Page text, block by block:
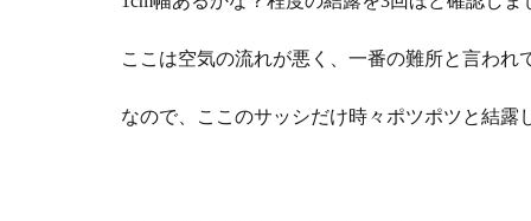
ここは空気の流れが悪く、一番の難所と言われ
なので、ここのサッシだけ時々ポツポツと結露